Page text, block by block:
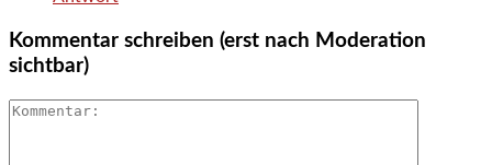
Kommentar schreiben (erst nach Moderation
sichtbar)